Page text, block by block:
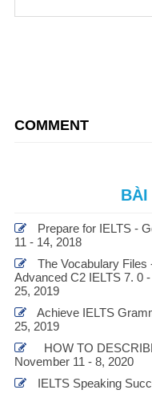
COMMENT
BÀI
Prepare for IELTS -
11 - 14, 2018
The Vocabulary
Advanced C2 IELTS 7. 0
25, 2019
Achieve IELTS
25, 2019
HOW TO
November 11 - 8, 2020
IELTS Speaking